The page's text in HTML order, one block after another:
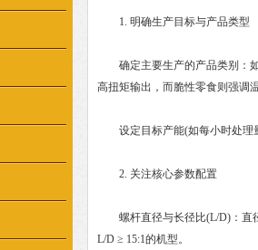
1. ‌明确生产目标与产品类型‌
确定主要生产的产品类别：如‌
高扭矩输出，而脆性零食则强调
设定目标产能(如每小时处理
2. ‌关注核心参数配置‌
螺杆直径与长径比(L/D)‌：直径
L/D ≥ 15:1‌的机型。